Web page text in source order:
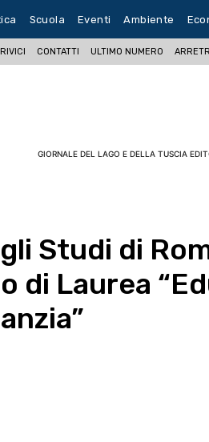
Scuola Eventi Ambiente
CONTATTI ULTIMO NUMERO
GIORNALE DEL LAGO E DELLA TUSCIA
Studi di
di Laurea